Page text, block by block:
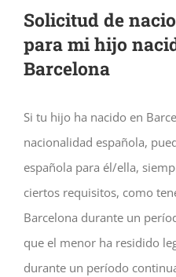
Solicitud de
para mi hijo
Barcelona
Si tu hijo ha nacido en
nacionalidad española,
española para él/ella,
ciertos requisitos, como
Barcelona durante un
que el menor ha residido
durante un período